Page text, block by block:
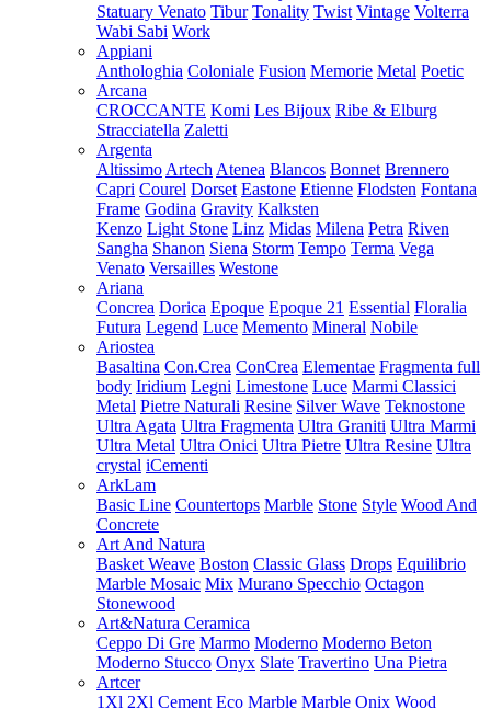
Statuary Venato Tibur Tonality Twist Vintage Volterra
Wabi Sabi Work
Appiani
Anthologhia Coloniale Fusion Memorie Metal Poetic
Arcana
CROCCANTE Komi Les Bijoux Ribe & Elburg
Stracciatella Zaletti
Argenta
Altissimo Artech Atenea Blancos Bonnet Brennero
Capri Courel Dorset Eastone Etienne Flodsten Fontana
Frame Godina Gravity Kalksten
Kenzo Light Stone Linz Midas Milena Petra Riven
Sangha Shanon Siena Storm Tempo Terma Vega
Venato Versailles Westone
Ariana
Concrea Dorica Epoque Epoque 21 Essential Floralia
Futura Legend Luce Memento Mineral Nobile
Ariostea
Basaltina Con.Crea ConCrea Elementae Fragmenta full
body Iridium Legni Limestone Luce Marmi Classici
Metal Pietre Naturali Resine Silver Wave Teknostone
Ultra Agata Ultra Fragmenta Ultra Graniti Ultra Marmi
Ultra Metal Ultra Onici Ultra Pietre Ultra Resine Ultra
crystal iCementi
ArkLam
Basic Line Countertops Marble Stone Style Wood And
Concrete
Art And Natura
Basket Weave Boston Classic Glass Drops Equilibrio
Marble Mosaic Mix Murano Specchio Octagon
Stonewood
Art&Natura Ceramica
Ceppo Di Gre Marmo Moderno Moderno Beton
Moderno Stucco Onyx Slate Travertino Una Pietra
Artcer
1Xl 2Xl Cement Eco Marble Marble Onix Wood